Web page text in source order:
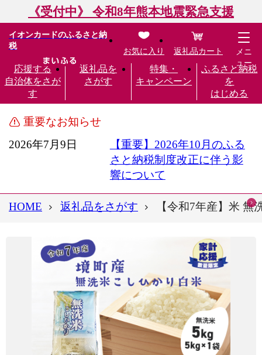
《受付中》 令和8年熊本地震緊急支援
イオンカードのふるさと納
税
応援する
自治体をさが
す
返礼品を
さがす
特集・
キャンペーン
ふるさと納税
を
はじめる
お気に入り 返礼品カート
メニ
ュー
重要なお知らせ
2026年7月9日
【重要】2026年10月のふる
さと納税制度改正に伴う影
響について
HOME 返礼品をさがす 【令和7年産】米